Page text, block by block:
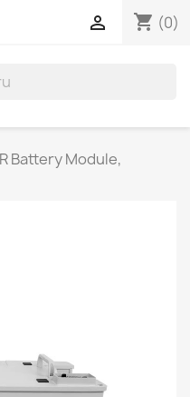
shopping_cart (0)

Battery Module,